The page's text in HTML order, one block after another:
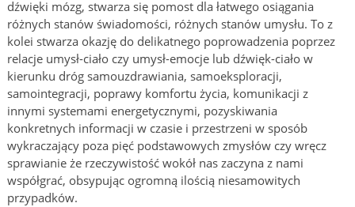
dźwięki mózg, stwarza się pomost dla łatwego osiągania
różnych stanów świadomości, różnych stanów umysłu. To z
kolei stwarza okazję do delikatnego poprowadzenia poprzez
relacje umysł-ciało czy umysł-emocje lub dźwięk-ciało w
kierunku dróg samouzdrawiania, samoeksploracji,
samointegracji, poprawy komfortu życia, komunikacji z
innymi systemami energetycznymi, pozyskiwania
konkretnych informacji w czasie i przestrzeni w sposób
wykraczający poza pięć podstawowych zmysłów czy wręcz
sprawianie że rzeczywistość wokół nas zaczyna z nami
współgrać, obsypując ogromną ilością niesamowitych
przypadków.